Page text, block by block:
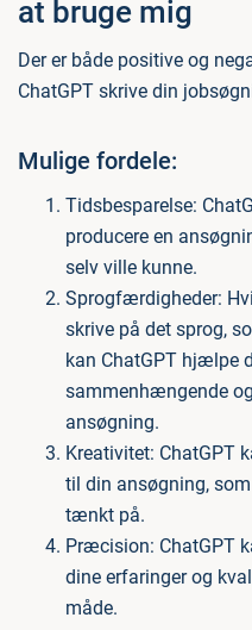
at bruge mig
Der er både positive og
ChatGPT skrive din
Mulige fordele:
Tidsbesparelse:
producere en
selv ville kunne.
Sprogfærdigheder:
skrive på det sprog,
kan ChatGPT hjælpe
sammenhængende
ansøgning.
Kreativitet: ChatGPT
til din ansøgning,
tænkt på.
Præcision: ChatGPT
dine erfaringer og
måde.